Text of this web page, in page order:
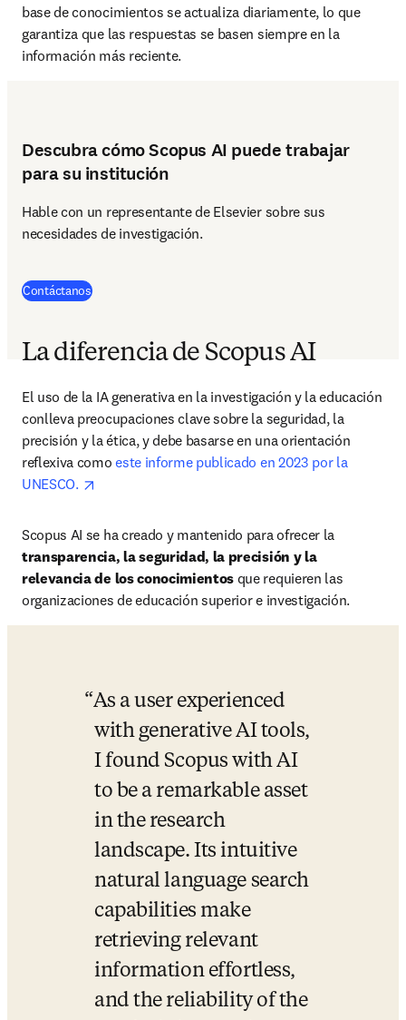
base de conocimientos se actualiza diariamente, lo que
garantiza que las respuestas se basen siempre en la
información más reciente.
Descubra cómo Scopus AI puede trabajar
para su institución
Hable con un representante de Elsevier sobre sus
necesidades de investigación.
Contáctanos
La diferencia de Scopus AI
El uso de la IA generativa en la investigación y la educación
conlleva preocupaciones clave sobre la seguridad, la
precisión y la ética, y debe basarse en una orientación
reflexiva como este informe publicado en 2023 por la
UNESCO.
transparencia, la seguridad, la precisión y la
relevancia de los conocimientos que requieren las
organizaciones de educación superior e investigación.
As a user experienced
with generative AI tools,
I found Scopus with AI
to be a remarkable asset
in the research
landscape. Its intuitive
natural language search
capabilities make
retrieving relevant
information effortless,
and the reliability of the